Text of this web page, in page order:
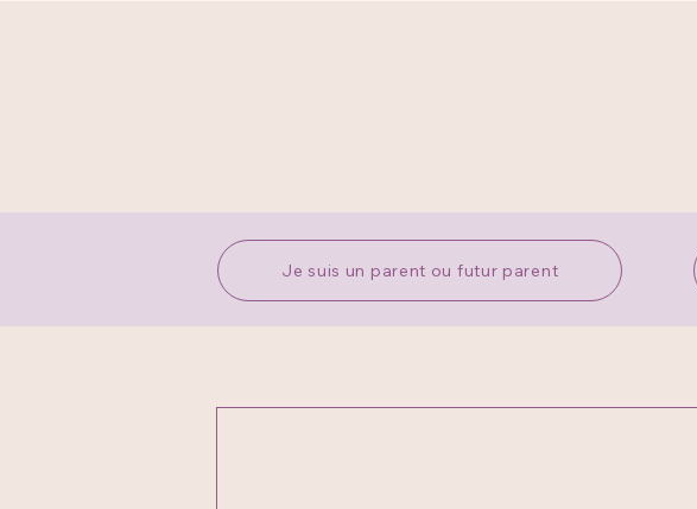
Je suis un parent ou futur parent